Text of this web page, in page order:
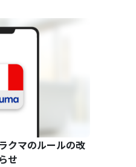
クマのルールの改
せ